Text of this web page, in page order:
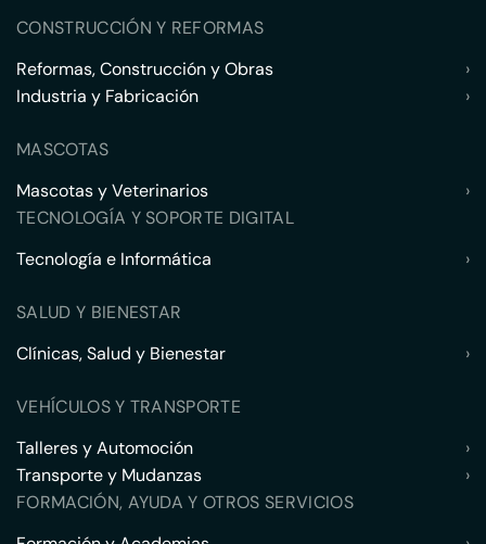
CONSTRUCCIÓN Y REFORMAS
Reformas, Construcción y Obras
›
Industria y Fabricación
›
MASCOTAS
Mascotas y Veterinarios
›
TECNOLOGÍA Y SOPORTE DIGITAL
Tecnología e Informática
›
SALUD Y BIENESTAR
Clínicas, Salud y Bienestar
›
VEHÍCULOS Y TRANSPORTE
Talleres y Automoción
›
Transporte y Mudanzas
›
FORMACIÓN, AYUDA Y OTROS SERVICIOS